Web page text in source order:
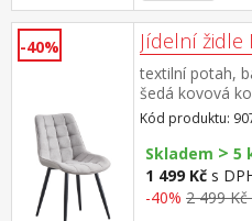
-40% Jídelní židle
textilní potah,
šedá kovová
černá výška
do 130 kg
Kód produktu:
Skladem > 5
1 499 Kč s
-40% 2 499